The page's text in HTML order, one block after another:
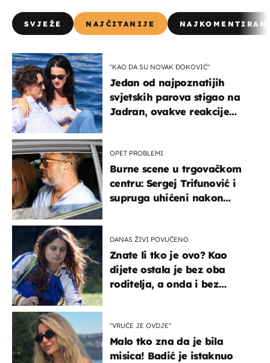
SVJEŽE NAJČITANIJE
"KAO DA SU NOVAK ĐOKOVIĆ"
Jedan od najpoznatijih
svjetskih parova stigao na
Jadran, ovakve reakcije
OPET PROBLEMI
Burne scene u trgovačkom
centru: Sergej Trifunović i
supruga uhićeni nakon
DANAS ŽIVI POVUČENO
Znate li tko je ovo? Kao
dijete ostala je bez oba
roditelja, a onda i bez
"VRUĆE JE OVDJE"
Malo tko zna da je bila
misica! Badić je istaknuo